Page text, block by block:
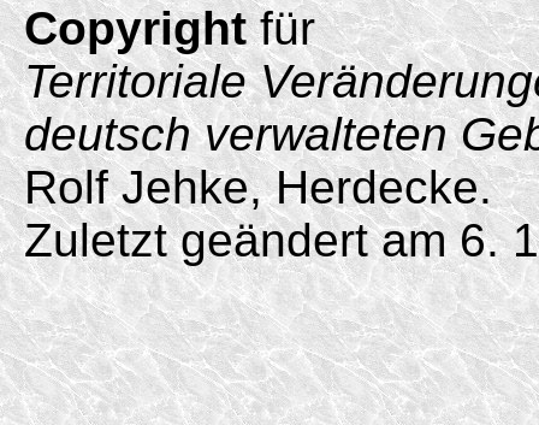
Copyrightfür
Territoriale
deutsch verwalteten
Rolf Jehke, Herdecke.
Zuletzt geändert am 6.